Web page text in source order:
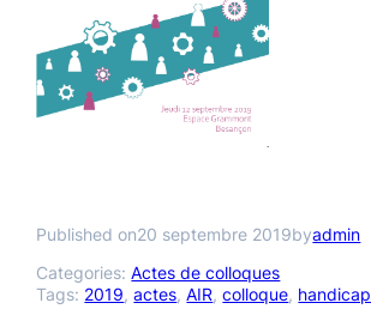
Published on20 septembre 2019byadmin
Categories:Actes de colloques
Tags: 2019, actes, AIR, colloque, handicap